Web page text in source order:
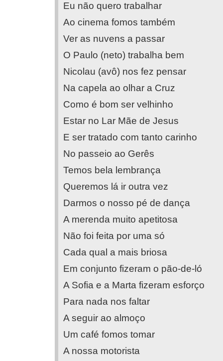
Eu não quero trabalhar
Ao cinema fomos também
Ver as nuvens a passar
O Paulo (neto) trabalha bem
Nicolau (avô) nos fez pensar
Na capela ao olhar a Cruz
Como é bom ser velhinho
Estar no Lar Mãe de Jesus
E ser tratado com tanto carinho
No passeio ao Gerês
Temos bela lembrança
Queremos lá ir outra vez
Darmos o nosso pé de dança
A merenda muito apetitosa
Não foi feita por uma só
Cada qual a mais briosa
Em conjunto fizeram o pão-de-ló
A Sofia e a Marta fizeram esforço
Para nada nos faltar
A seguir ao almoço
Um café fomos tomar
A nossa motorista